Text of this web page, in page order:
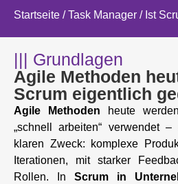
Startseite / Task Manager / Ist
||| Grundlagen
Agile Methoden
Scrum eigentlich
Agile Methoden heute
„schnell arbeiten“ verwendet
klaren Zweck: komplexe
Iterationen, mit starker
Rollen. In Scrum in